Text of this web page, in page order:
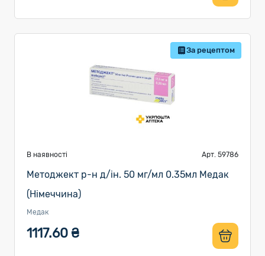
За рецептом
В наявності Арт. 59786
Методжект р-н д/ін. 50 мг/мл 0.35мл Медак
(Німеччина)
Медак
1117.60 ₴